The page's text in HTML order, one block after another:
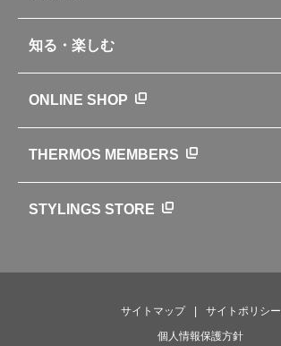
カタログ
世界のサーモス
サーモスの歴史
知る・楽しむ
クラブサーモス
WEBマガジン
お弁当にエールを込めて
ONLINE SHOP
THERMOS MEMBERS
STYLINGS STORE
サイトマップ
サイトポリシー
個人情報保護方針